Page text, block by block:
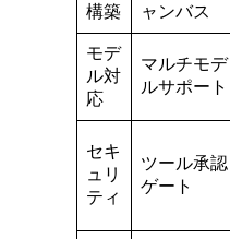
構築
ャンバス
モデ
ル対
応
マルチモデ
ルサポート
セキ
ュリ
ティ
ツール承認
ゲート